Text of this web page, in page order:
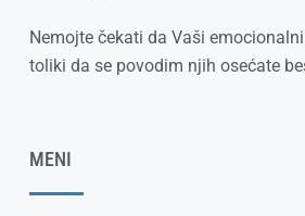
Nemojte čekati da Vaši
toliki da se povodim njih osećate
MENI